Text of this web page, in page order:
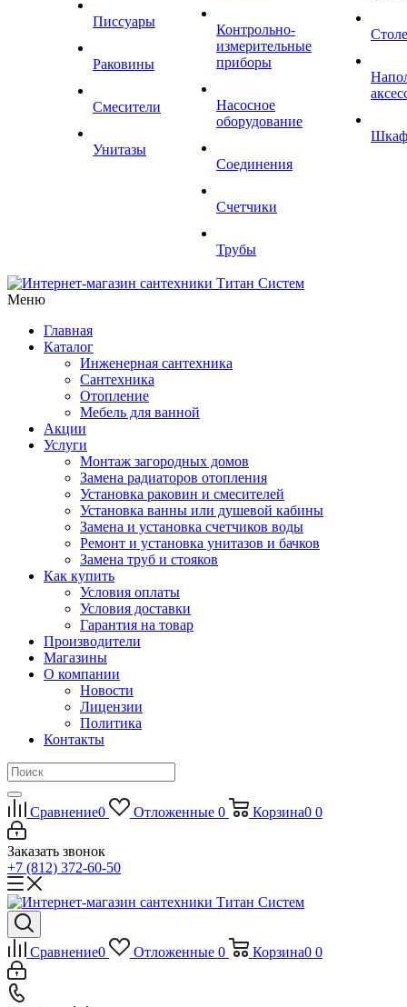
Писсуары
Раковины
Смесители
Унитазы
Контрольно-
измерительные
приборы
Насосное
оборудование
Соединения
Счетчики
Трубы
Меню
Главная
Каталог
Инженерная сантехника
Сантехника
Отопление
Мебель для ванной
Акции
Услуги
Монтаж загородных домов
Замена радиаторов отопления
Установка раковин и смесителей
Установка ванны или душевой кабины
Замена и установка счетчиков воды
Ремонт и установка унитазов и бачков
Замена труб и стояков
Как купить
Условия оплаты
Условия доставки
Гарантия на товар
Производители
Магазины
О компании
Новости
Лицензии
Политика
Контакты
Сравнение0 Отложенные 0 Корзина0 0
Заказать звонок
+7 (812) 372-60-50
Сравнение0 Отложенные 0 Корзина0 0